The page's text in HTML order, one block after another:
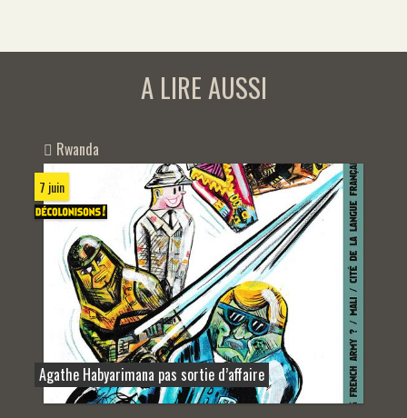
A LIRE AUSSI
Rwanda
7 juin
Agathe Habyarimana pas sortie d’affaire